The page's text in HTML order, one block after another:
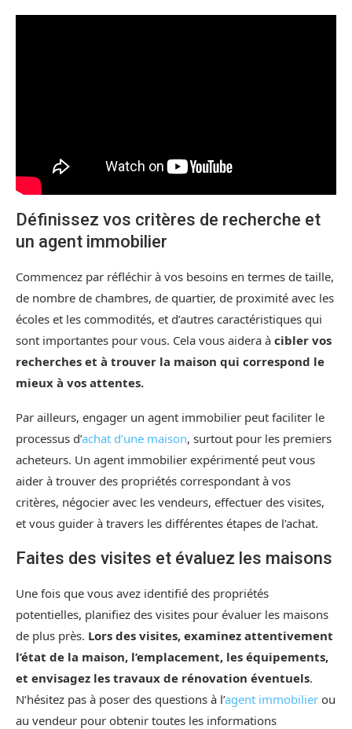
Définissez vos critères de recherche et
un agent immobilier
Commencez par réfléchir à vos besoins en termes de taille,
de nombre de chambres, de quartier, de proximité avec les
écoles et les commodités, et d’autres caractéristiques qui
sont importantes pour vous. Cela vous aidera à cibler vos
recherches et à trouver la maison qui correspond le
mieux à vos attentes.
Par ailleurs, engager un agent immobilier peut faciliter le
processus d’achat d’une maison, surtout pour les premiers
acheteurs. Un agent immobilier expérimenté peut vous
aider à trouver des propriétés correspondant à vos
critères, négocier avec les vendeurs, effectuer des visites,
et vous guider à travers les différentes étapes de l’achat.
Faites des visites et évaluez les maisons
Une fois que vous avez identifié des propriétés
potentielles, planifiez des visites pour évaluer les maisons
de plus près. Lors des visites, examinez attentivement
l’état de la maison, l’emplacement, les équipements,
et envisagez les travaux de rénovation éventuels.
N’hésitez pas à poser des questions à l’agent immobilier ou
au vendeur pour obtenir toutes les informations